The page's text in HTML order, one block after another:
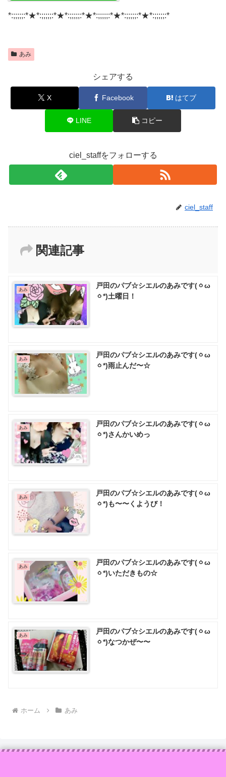
*:;;;;;:*★*:;;;;;:*★*:;;;;;:*★*:;;;;;:*★*:;;;;;:*★*:;;;;;:*
あみ
シェアする
X Facebook はてブ
LINE コピー
ciel_staffをフォローする
ciel_staff
関連記事
あみ
戸田のパブ☆シエルのあみです(ㆁω
ㆁ*)土曜日！
あみ
戸田のパブ☆シエルのあみです(ㆁω
ㆁ*)雨止んだ〜☆
あみ
戸田のパブ☆シエルのあみです(ㆁω
ㆁ*)さんかいめっ
あみ
戸田のパブ☆シエルのあみです(ㆁω
ㆁ*)も〜〜くようび！
あみ
戸田のパブ☆シエルのあみです(ㆁω
ㆁ*)いただきもの☆
あみ
戸田のパブ☆シエルのあみです(ㆁω
ㆁ*)なつかぜ〜〜
ホーム あみ